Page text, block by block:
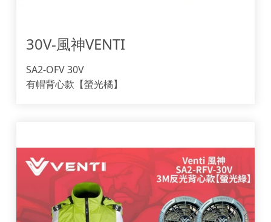
30V-風神VENTI
SA2-OFV 30V
有帽背心款【螢光橘】